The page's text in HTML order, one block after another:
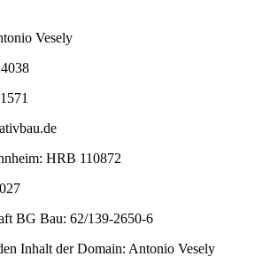
Vesely
HRB 110872
BG Bau: 62/139-2650-6
Inhalt der Domain: Antonio Vesely